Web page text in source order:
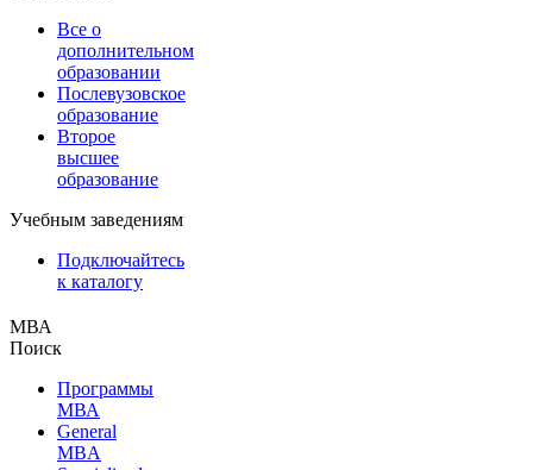
Все о
дополнительном
образовании
Послевузовское
образование
Второе
высшее
образование
Учебным заведениям
Подключайтесь
к каталогу
МВА
Поиск
Программы
МВА
General
MBA